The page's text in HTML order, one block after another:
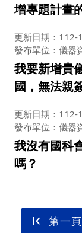
增專題計畫
更新日期：112-
發布單位：儀器
我要新增貴
國，無法親
更新日期：112-
發布單位：儀器
我沒有國科
嗎？
第一頁